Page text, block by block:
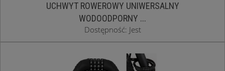
UCHWYT ROWEROWY UNIWERSALNY
WODOODPORNY ...
Dostępność: Jest